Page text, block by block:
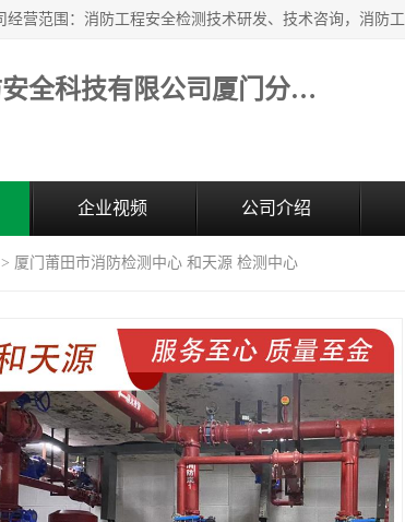
福建和天源消防安全科技有限公司厦门分公司
企业视频 公司介绍
> 厦门莆田市消防检测中心 和天源 检测中心